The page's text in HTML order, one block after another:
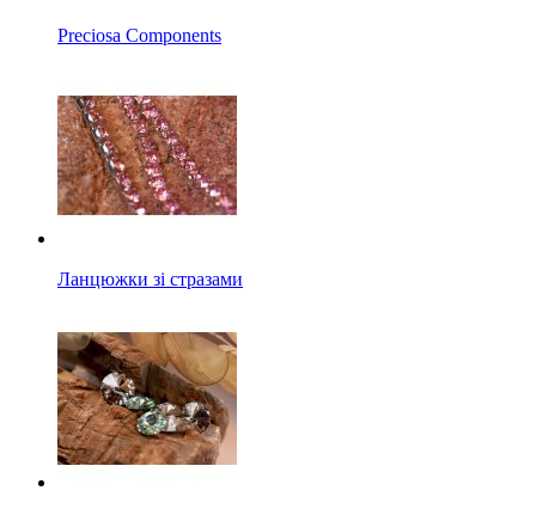
Preciosa Components
Ланцюжки зі стразами